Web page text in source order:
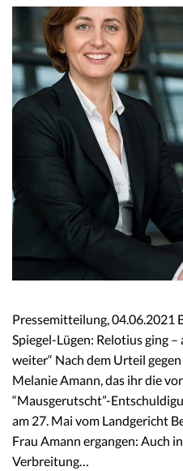
Pressemitteilung, 04.06.2021
Spiegel-Lügen: Relotius ging
weiter“ Nach dem Urteil
Melanie Amann, das ihr die
“Mausgerutscht”-
am 27. Mai vom Landgericht
Frau Amann ergangen: Auch
Verbreitung…